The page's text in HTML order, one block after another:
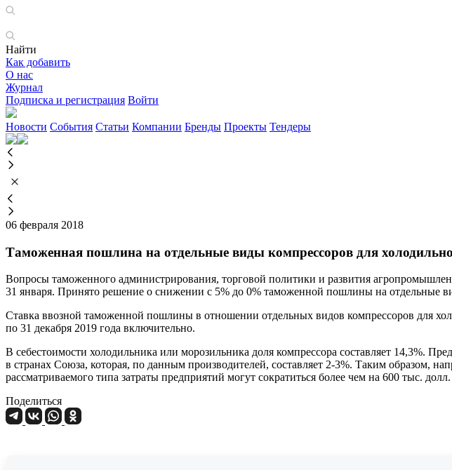
Найти
Как добавить
О нас
Журнал
Подписка и регистрация Войти
Новости События Статьи Компании Бренды Проекты Тендеры
06 февраля 2018
Таможенная пошлина на отдельные виды компрессоров для
Вопросы таможенного администрирования, торговой политики и развития
31 января. Принято решение о снижении с 5% до 0% таможенной пошлины на отдельные
Ставка ввозной таможенной пошлины в отношении отдельных видов компрессоров для
по 31 декабря 2019 года включительно.
В себестоимости холодильника или морозильника доля компрессора составляет 14,3%.
в странах Союза, которая, по данным производителей, составляет 2-3%. Таким образом,
рассматриваемого типа затраты предприятий могут сократиться более чем на 600 тыс.
Поделиться